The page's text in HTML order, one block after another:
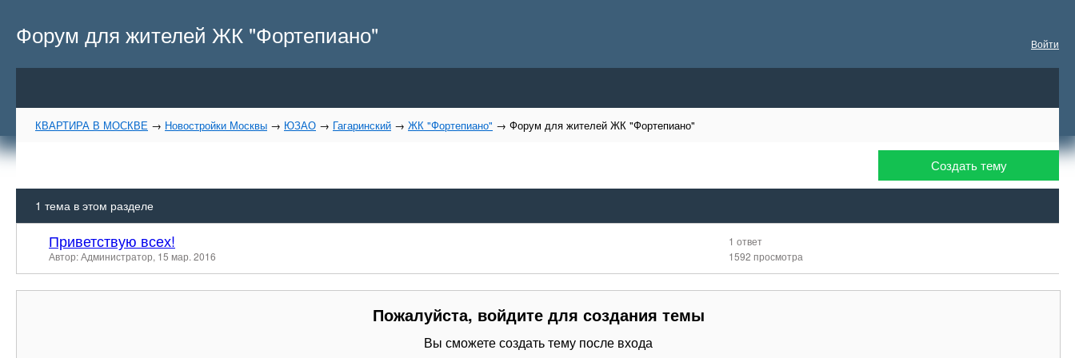
Войти
Форум для жителей ЖК "Фортепиано"
КВАРТИРА В МОСКВЕ → Новостройки Москвы → ЮЗАО → Гагаринский → ЖК "Фортепиано" → Форум для жителей ЖК "Фортепиано"
Создать тему
1 тема в этом разделе
Приветствую всех!
Автор: Администратор, 15 мар. 2016
1 ответ
1592 просмотра
Пожалуйста, войдите для создания темы
Вы сможете создать тему после входа